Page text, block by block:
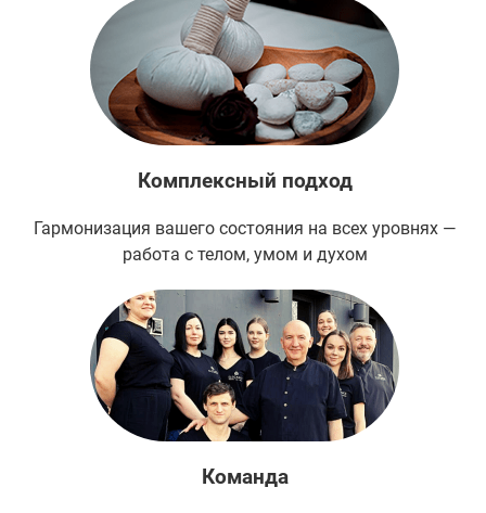
Комплексный подход
Гармонизация вашего состояния на всех уровнях —
работа с телом, умом и духом
Команда